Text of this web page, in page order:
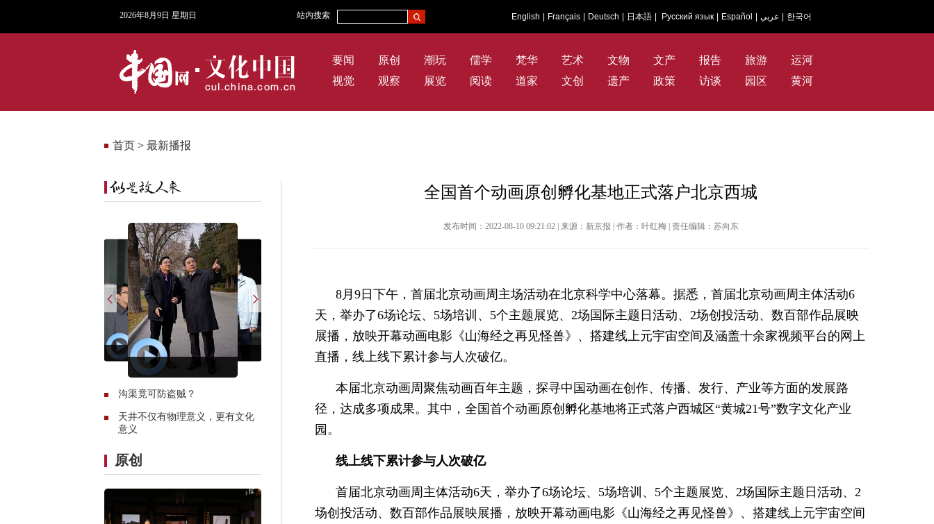
2026年8月9日 星期日 站内搜索 English Français Deutsch 日本語 Русский язык Español عربي 한국어
要闻 原创 潮玩 儒学 梵华 艺术 文物 文产 报告 旅游
运河
视觉
观察 展览 阅读 道家 文创 遗产 政策 访谈 园区 黄河
首页 > 最新播报
沟渠竟可防盗贼？
天井不仅有物理意义，更有文化
意义
原创
全国首个动画原创孵化基地正式落户北京西城
发布时间：2022-08-10 09:21:02 | 来源：新京报 | 作者：叶红梅 | 责任编辑：苏向东
8月9日下午，首届北京动画周主场活动在北京科学中心落幕。据悉，首届北京动画周主体活动6
天，举办了6场论坛、5场培训、5个主题展览、2场国际主题日活动、2场创投活动、数百部作品展映
展播，放映开幕动画电影《山海经之再见怪兽》、搭建线上元宇宙空间及涵盖十余家视频平台的网上
直播，线上线下累计参与人次破亿。
本届北京动画周聚焦动画百年主题，探寻中国动画在创作、传播、发行、产业等方面的发展路
径，达成多项成果。其中，全国首个动画原创孵化基地将正式落户西城区“黄城21号”数字文化产业
园。
线上线下累计参与人次破亿
首届北京动画周主体活动6天，举办了6场论坛、5场培训、5个主题展览、2场国际主题日活动、2
场创投活动、数百部作品展映展播，放映开幕动画电影《山海经之再见怪兽》、搭建线上元宇宙空间